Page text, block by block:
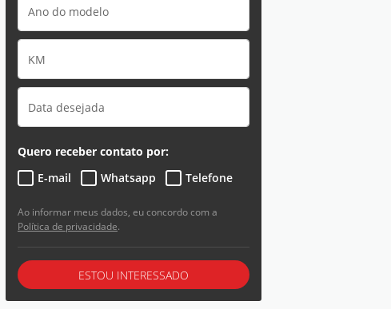
Quero receber contato por:
E-mail
Whatsapp Telefone
Ao informar meus dados, eu concordo com a
Política de privacidade.
ESTOU INTERESSADO